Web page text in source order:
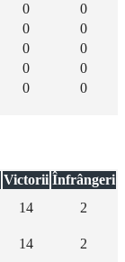
0
0
0
0
0
0
0
0
0
0
Victorii Înfrângeri
14 2
14
2